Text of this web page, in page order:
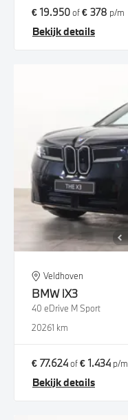
€ 19.950of€ 378 p/m
Bekijk details
Veldhoven
BMW iX3
40 eDrive M Sport
20261 km
€ 77.624of€ 1.434 p/m
Bekijk details